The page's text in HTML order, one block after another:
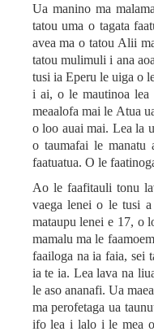
Ua manino ma
tatou uma o tagata
avea ma o tatou Alii
tatou mulimuli i ana
tusi ia Eperu le uiga o
i ai, o le mautinoa
meaalofa mai le Atua
o loo auai mai. Lea la
o taumafai le
faatuatua. O le
Ao le faafitauli tonu
vaega lenei o le tusi
mataupu lenei e 17, o
mamalu ma le
faailoga na ia faia, sei
ia te ia. Lea lava na
le aso ananafi. Ua
ma perofetaga ua
ifo lea i lalo i le mea